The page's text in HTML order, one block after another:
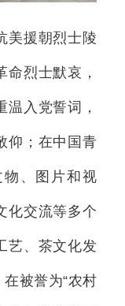
援朝烈士陵
烈士默哀，
入党誓词，
仰；在中国青
、图片和视
化交流等多个
艺、茶文化发
被誉为“农村